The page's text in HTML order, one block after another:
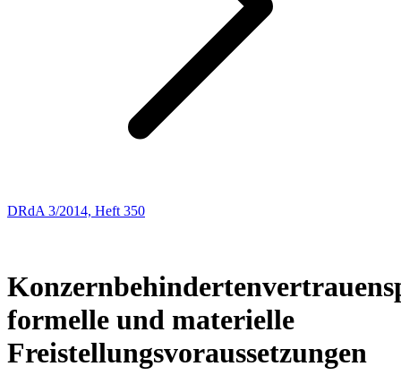
DRdA 3/2014, Heft 350
formelle und materielle
Freistellungsvoraussetzungen